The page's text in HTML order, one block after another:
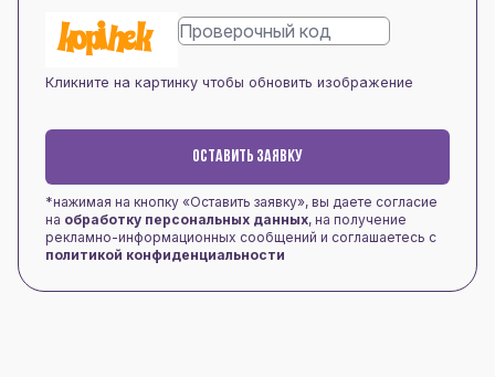
Кликните на картинку чтобы обновить изображение
ОСТАВИТЬ ЗАЯВКУ
*нажимая на кнопку «Оставить заявку», вы даете согласие
на обработку персональных данных, на получение
рекламно-информационных сообщений и соглашаетесь с
политикой конфиденциальности